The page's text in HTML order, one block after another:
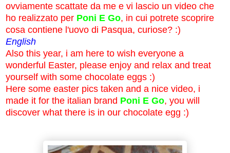
ovviamente scattate da me e vi lascio un video che
ho realizzato per Poni E Go, in cui potrete scoprire
cosa contiene l'uovo di Pasqua, curiose? :)
English
Also this year, i am here to wish everyone a
wonderful Easter, please enjoy and relax and treat
yourself with some chocolate eggs :)
Here some easter pics taken and a nice video, i
made it for the italian brand Poni E Go, you will
discover what there is in our chocolate egg :)